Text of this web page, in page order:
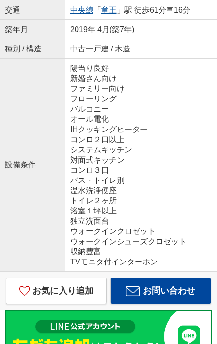
交通 中央線 「 竜王 」駅 徒歩61分車16分
築年月 2019年 4月(築7年)
種別 / 構造 中古一戸建 / 木造
設備条件
陽当り良好
新婚さん向け
ファミリー向け
フローリング
バルコニー
オール電化
IHクッキングヒーター
コンロ２口以上
システムキッチン
対面式キッチン
コンロ３口
バス・トイレ別
温水洗浄便座
トイレ２ヶ所
浴室１坪以上
独立洗面台
ウォークインクロゼット
ウォークインシューズクロゼット
収納豊富
TVモニタ付インターホン
お気に入り追加 お問い合わせ